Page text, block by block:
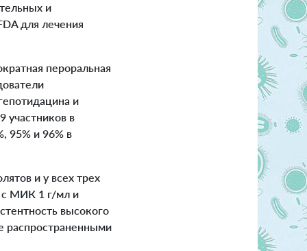
и
для лечения
пероральная
и
участников в
95% и 96% в
и у всех трех
с МИК 1 г/мл и
высокого
распространенными